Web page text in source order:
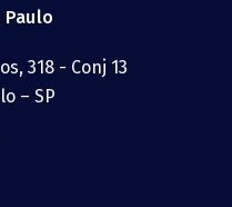
Paulo
318 - Conj 13
– SP